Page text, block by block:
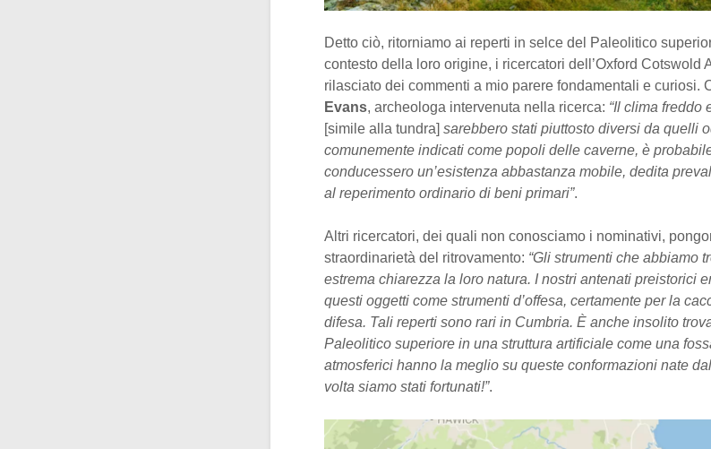
Detto ciò, ritorniamo ai reperti in selce del Paleolitico
contesto della loro origine, i ricercatori dell’Oxford Cotswold
rilasciato dei commenti a mio parere fondamentali e curiosi.
Evans, archeologa intervenuta nella ricerca: “Il clima freddo
[simile alla tundra] sarebbero stati piuttosto diversi da quelli
comunemente indicati come popoli delle caverne, è
conducessero un’esistenza abbastanza mobile, dedita
al reperimento ordinario di beni primari”.
Altri ricercatori, dei quali non conosciamo i nominativi,
straordinarietà del ritrovamento: “Gli strumenti che abbiamo
estrema chiarezza la loro natura. I nostri antenati preistorici
questi oggetti come strumenti d’offesa, certamente per la
difesa. Tali reperti sono rari in Cumbria. È anche insolito
Paleolitico superiore in una struttura artificiale come una
atmosferici hanno la meglio su queste conformazioni nate
volta siamo stati fortunati!”.